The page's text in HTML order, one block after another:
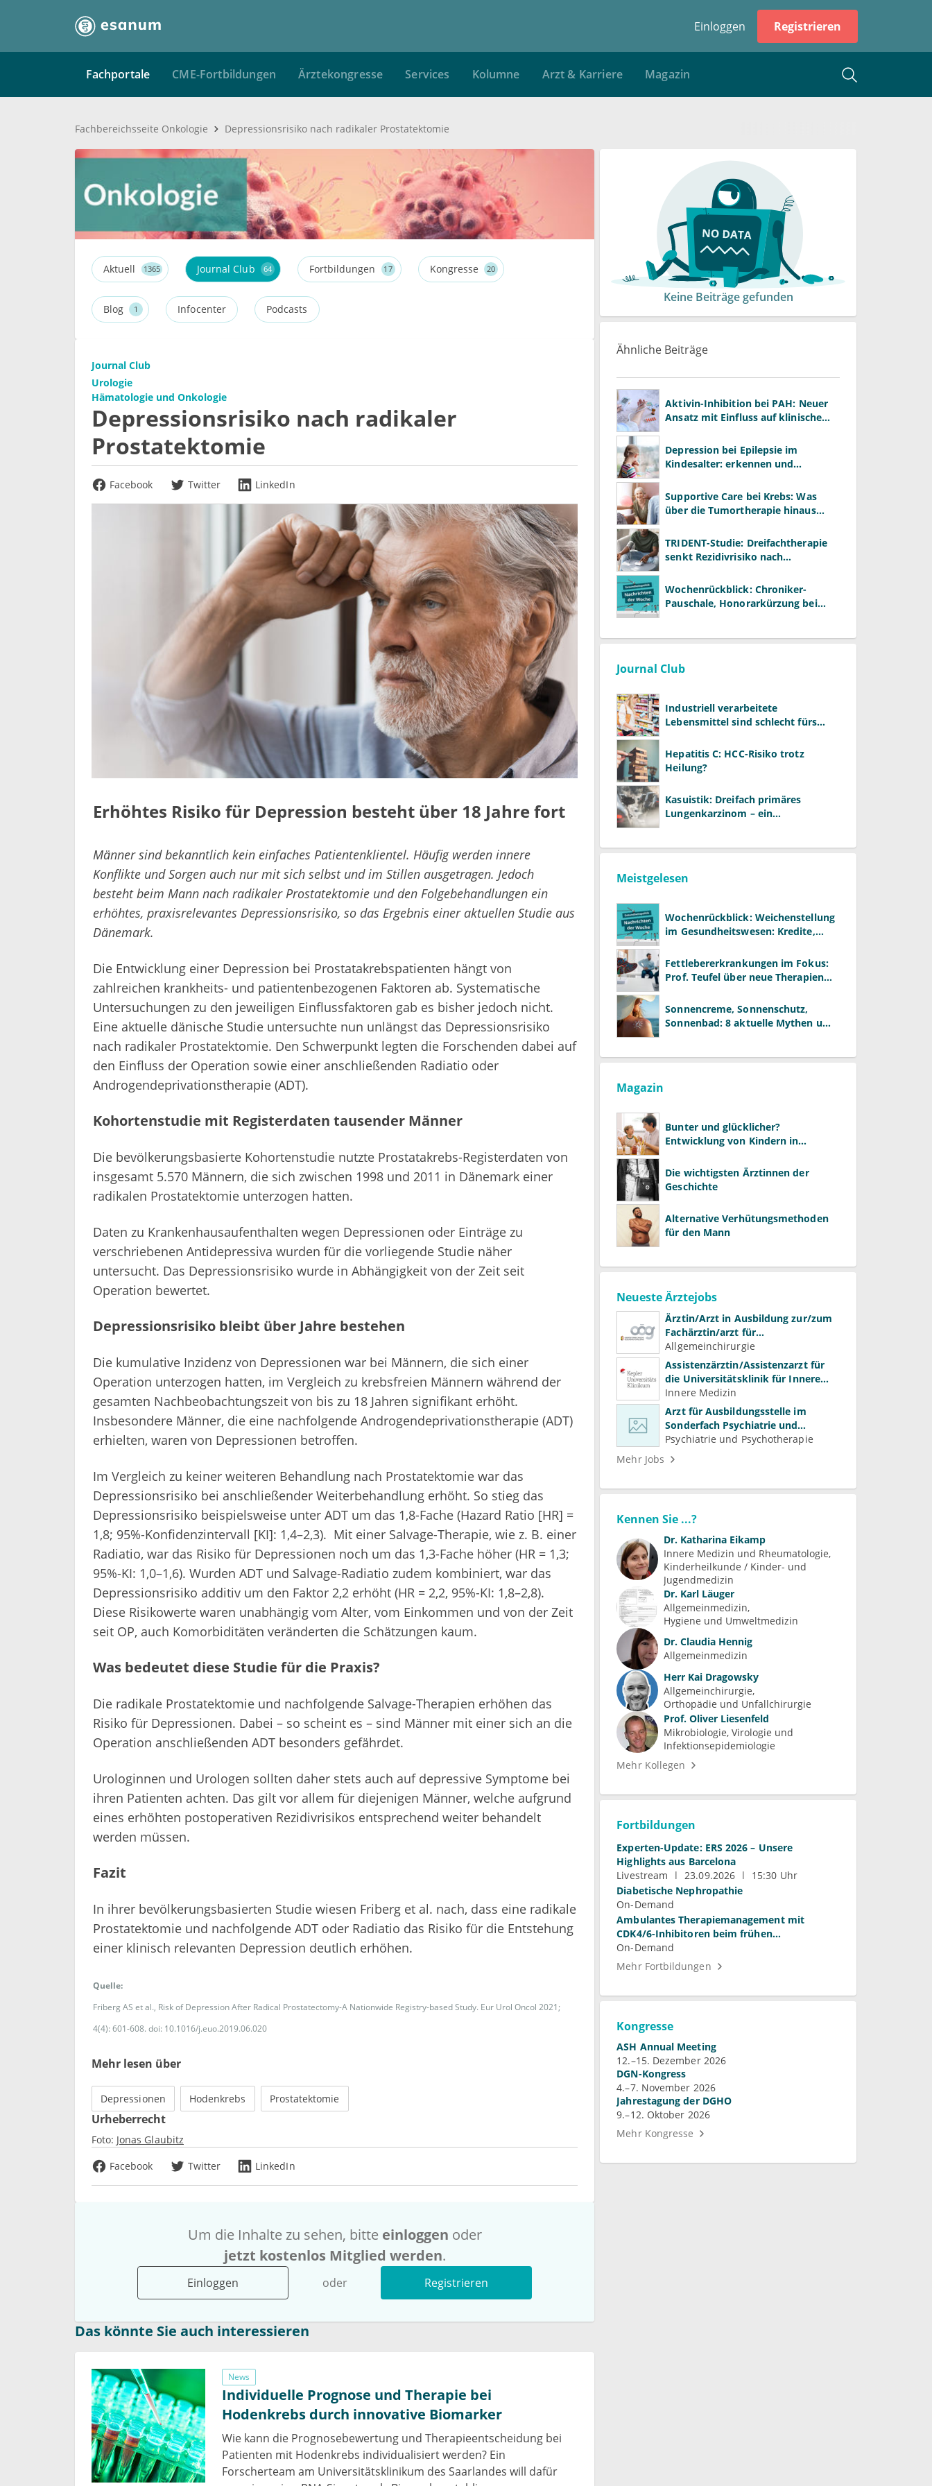
Einloggen Registrieren
Fachportale CME-Fortbildungen Ärztekongresse Services Kolumne Arzt & Karriere Magazin
Fachbereichsseite Onkologie Depressionsrisiko nach radikaler Prostatektomie
Aktuell 1365 Journal Club 64 Fortbildungen 17 Kongresse 20
Blog 1 Infocenter Podcasts
Journal Club
Urologie
Hämatologie und Onkologie
Depressionsrisiko nach radikaler
Prostatektomie
Facebook Twitter LinkedIn
Erhöhtes Risiko für Depression besteht über 18 Jahre fort
Männer sind bekanntlich kein einfaches Patientenklientel. Häufig werden innere
Konflikte und Sorgen auch nur mit sich selbst und im Stillen ausgetragen. Jedoch
besteht beim Mann nach radikaler Prostatektomie und den Folgebehandlungen ein
erhöhtes, praxisrelevantes Depressionsrisiko, so das Ergebnis einer aktuellen Studie aus
Dänemark.
Die Entwicklung einer Depression bei Prostatakrebspatienten hängt von
zahlreichen krankheits- und patientenbezogenen Faktoren ab. Systematische
Untersuchungen zu den jeweiligen Einflussfaktoren gab es bisher jedoch nicht.
Eine aktuelle dänische Studie untersuchte nun unlängst das Depressionsrisiko
nach radikaler Prostatektomie. Den Schwerpunkt legten die Forschenden dabei auf
den Einfluss der Operation sowie einer anschließenden Radiatio oder
Androgendeprivationstherapie (ADT).
Kohortenstudie mit Registerdaten tausender Männer
Die bevölkerungsbasierte Kohortenstudie nutzte Prostatakrebs-Registerdaten von
insgesamt 5.570 Männern, die sich zwischen 1998 und 2011 in Dänemark einer
radikalen Prostatektomie unterzogen hatten.
Daten zu Krankenhausaufenthalten wegen Depressionen oder Einträge zu
verschriebenen Antidepressiva wurden für die vorliegende Studie näher
untersucht. Das Depressionsrisiko wurde in Abhängigkeit von der Zeit seit
Operation bewertet.
Depressionsrisiko bleibt über Jahre bestehen
Die kumulative Inzidenz von Depressionen war bei Männern, die sich einer
Operation unterzogen hatten, im Vergleich zu krebsfreien Männern während der
gesamten Nachbeobachtungszeit von bis zu 18 Jahren signifikant erhöht.
Insbesondere Männer, die eine nachfolgende Androgendeprivationstherapie (ADT)
erhielten, waren von Depressionen betroffen.
Im Vergleich zu keiner weiteren Behandlung nach Prostatektomie war das
Depressionsrisiko bei anschließender Weiterbehandlung erhöht. So stieg das
Depressionsrisiko beispielsweise unter ADT um das 1,8-Fache (Hazard Ratio [HR] =
1,8; 95%-Konfidenzintervall [KI]: 1,4–2,3). Mit einer Salvage-Therapie, wie z. B. einer
Radiatio, war das Risiko für Depressionen noch um das 1,3-Fache höher (HR = 1,3;
95%-KI: 1,0–1,6). Wurden ADT und Salvage-Radiatio zudem kombiniert, war das
Depressionsrisiko additiv um den Faktor 2,2 erhöht (HR = 2,2, 95%-KI: 1,8–2,8).
Diese Risikowerte waren unabhängig vom Alter, vom Einkommen und von der Zeit
seit OP, auch Komorbiditäten veränderten die Schätzungen kaum.
Was bedeutet diese Studie für die Praxis?
Die radikale Prostatektomie und nachfolgende Salvage-Therapien erhöhen das
Risiko für Depressionen. Dabei – so scheint es – sind Männer mit einer sich an die
Operation anschließenden ADT besonders gefährdet.
Urologinnen und Urologen sollten daher stets auch auf depressive Symptome bei
ihren Patienten achten. Das gilt vor allem für diejenigen Männer, welche aufgrund
eines erhöhten postoperativen Rezidivrisikos entsprechend weiter behandelt
werden müssen.
Fazit
In ihrer bevölkerungsbasierten Studie wiesen Friberg et al. nach, dass eine radikale
Prostatektomie und nachfolgende ADT oder Radiatio das Risiko für die Entstehung
einer klinisch relevanten Depression deutlich erhöhen.
Quelle:
Friberg AS et al., Risk of Depression After Radical Prostatectomy-A Nationwide Registry-based Study. Eur Urol Oncol 2021;
4(4): 601-608. doi: 10.1016/j.euo.2019.06.020
Mehr lesen über
Depressionen Hodenkrebs Prostatektomie
Urheberrecht
Foto: Jonas Glaubitz
Facebook
Twitter LinkedIn
Um die Inhalte zu sehen, bitte einloggen oder
jetzt kostenlos Mitglied werden.
Einloggen oder Registrieren
Das könnte Sie auch interessieren
News
Individuelle Prognose und Therapie bei
Hodenkrebs durch innovative Biomarker
Wie kann die Prognosebewertung und Therapieentscheidung bei
Patienten mit Hodenkrebs individualisiert werden? Ein
Forscherteam am Universitätsklinikum des Saarlandes will dafür
Keine Beiträge gefunden
Ähnliche Beiträge
Aktivin-Inhibition bei PAH: Neuer
Ansatz mit Einfluss auf klinische
Depression bei Epilepsie im
Kindesalter: erkennen und
Supportive Care bei Krebs: Was
über die Tumortherapie hinaus
TRIDENT-Studie: Dreifachtherapie
senkt Rezidivrisiko nach
Wochenrückblick: Chroniker-
Pauschale, Honorarkürzung bei
Journal Club
Industriell verarbeitete
Lebensmittel sind schlecht fürs
Hepatitis C: HCC-Risiko trotz
Heilung?
Kasuistik: Dreifach primäres
Lungenkarzinom – ein
Meistgelesen
Wochenrückblick: Weichenstellung
im Gesundheitswesen: Kredite,
Fettlebererkrankungen im Fokus:
Prof. Teufel über neue Therapien
Sonnencreme, Sonnenschutz,
Sonnenbad: 8 aktuelle Mythen und
Magazin
Bunter und glücklicher?
Entwicklung von Kindern in
Die wichtigsten Ärztinnen der
Geschichte
Alternative Verhütungsmethoden
für den Mann
Neueste Ärztejobs
Ärztin/Arzt in Ausbildung zur/zum
Fachärztin/arzt für
Allgemeinchirurgie und
Gefäßchirurgie
Allgemeinchirurgie
Assistenzärztin/Assistenzarzt für
die Universitätsklinik für Innere
Medizin
Innere Medizin
Arzt für Ausbildungsstelle im
Sonderfach Psychiatrie und
Psychotherapeutische Medizin
(m/w/d)
Psychiatrie und Psychotherapie
Mehr Jobs
Kennen Sie ...?
Dr. Katharina Eikamp
Innere Medizin und Rheumatologie
Kinderheilkunde / Kinder- und
Jugendmedizin
Dr. Karl Läuger
Allgemeinmedizin
Hygiene und Umweltmedizin
Dr. Claudia Hennig
Allgemeinmedizin
Herr Kai Dragowsky
Allgemeinchirurgie
Orthopädie und Unfallchirurgie
Prof. Oliver Liesenfeld
Mikrobiologie, Virologie und
Infektionsepidemiologie
Mehr Kollegen
Fortbildungen
Experten-Update: ERS 2026 – Unsere
Highlights aus Barcelona
Livestream
23.09.2026
15:30 Uhr
Diabetische Nephropathie
On-Demand
Ambulantes Therapiemanagement mit
CDK4/6-Inhibitoren beim frühen
Mammakarzinom
On-Demand
Mehr Fortbildungen
Kongresse
ASH Annual Meeting
12.–15. Dezember 2026
DGN-Kongress
4.–7. November 2026
Jahrestagung der DGHO
9.–12. Oktober 2026
Mehr Kongresse